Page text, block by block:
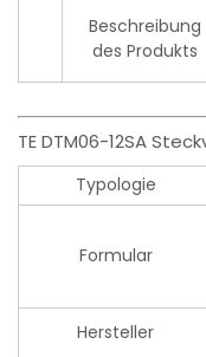
Beschreibung
des Produkts
TE DTM06-12SA
Typologie
Formular
Hersteller